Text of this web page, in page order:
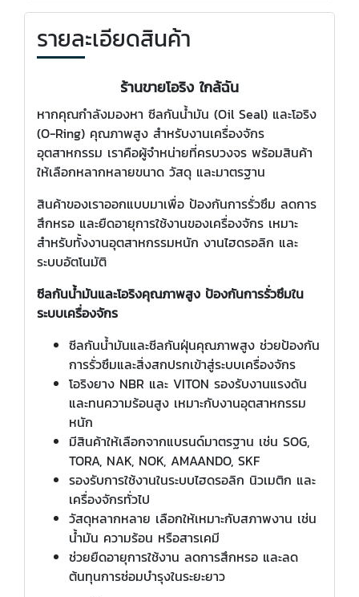
รายละเอียดสินค้า
ร้านขายโอริง ใกล้ฉัน
หากคุณกำลังมองหา ซีลกันน้ำมัน (Oil Seal) และโอริง
(O-Ring) คุณภาพสูง สำหรับงานเครื่องจักร
อุตสาหกรรม เราคือผู้จำหน่ายที่ครบวงจร พร้อมสินค้า
ให้เลือกหลากหลายขนาด วัสดุ และมาตรฐาน
สินค้าของเราออกแบบมาเพื่อ ป้องกันการรั่วซึม ลดการ
สึกหรอ และยืดอายุการใช้งานของเครื่องจักร เหมาะ
สำหรับทั้งงานอุตสาหกรรมหนัก งานไฮดรอลิก และ
ระบบอัตโนมัติ
ซีลกันน้ำมันและโอริงคุณภาพสูง ป้องกันการรั่วซึมใน
ระบบเครื่องจักร
ซีลกันน้ำมันและซีลกันฝุ่นคุณภาพสูง ช่วยป้องกัน
การรั่วซึมและสิ่งสกปรกเข้าสู่ระบบเครื่องจักร
โอริงยาง NBR และ VITON รองรับงานแรงดัน
และทนความร้อนสูง เหมาะกับงานอุตสาหกรรม
หนัก
มีสินค้าให้เลือกจากแบรนด์มาตรฐาน เช่น SOG,
TORA, NAK, NOK, AMAANDO, SKF
รองรับการใช้งานในระบบไฮดรอลิก นิวเมติก และ
เครื่องจักรทั่วไป
วัสดุหลากหลาย เลือกให้เหมาะกับสภาพงาน เช่น
น้ำมัน ความร้อน หรือสารเคมี
ช่วยยืดอายุการใช้งาน ลดการสึกหรอ และลด
ต้นทุนการซ่อมบำรุงในระยะยาว